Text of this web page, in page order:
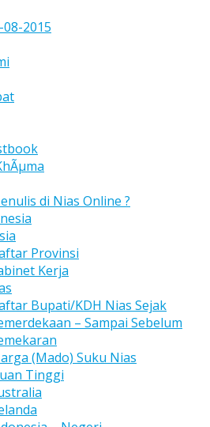
2015
di Nias Online ?
Provinsi
Kerja
Bupati/KDH Nias Sejak
– Sampai Sebelum
(Mado) Suku Nias
Tinggi